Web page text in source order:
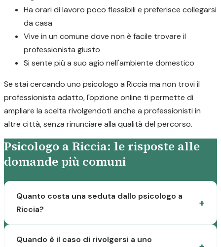
Ha orari di lavoro poco flessibili e preferisce collegarsi
da casa
Vive in un comune dove non è facile trovare il
professionista giusto
Si sente più a suo agio nell'ambiente domestico
Se stai cercando uno psicologo a Riccia ma non trovi il
professionista adatto, l'opzione online ti permette di
ampliare la scelta rivolgendoti anche a professionisti in
altre città, senza rinunciare alla qualità del percorso.
Psicologo a Riccia: le risposte alle
domande più comuni
Quanto costa una seduta dallo psicologo a
Riccia?
Quando è il caso di rivolgersi a uno